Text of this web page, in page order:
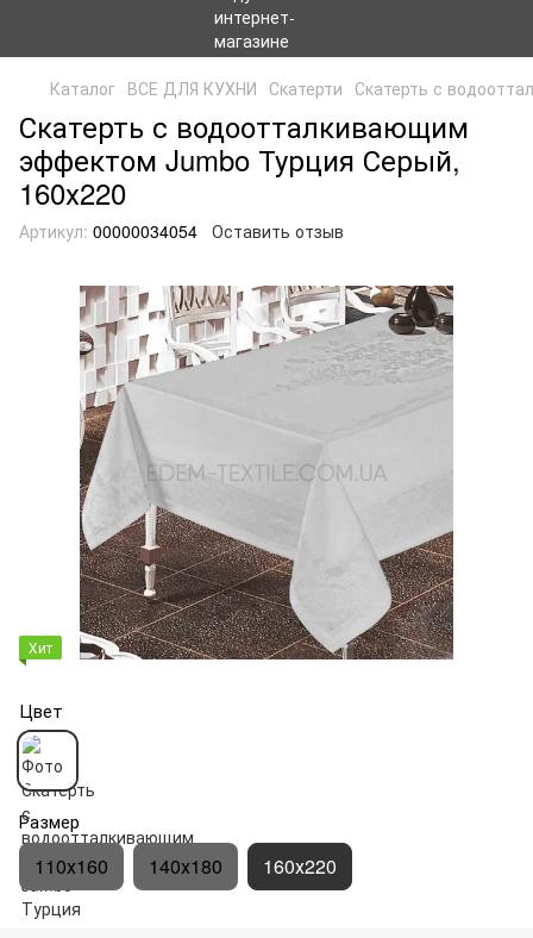
Каталог ВСЕ ДЛЯ КУХНИ Скатерти Скатерть с
Скатерть с водоотталкивающим
эффектом Jumbo Турция Серый,
160х220
Артикул: 00000034054 Оставить отзыв
Хит
Цвет
Размер
110х160 140х180 160х220